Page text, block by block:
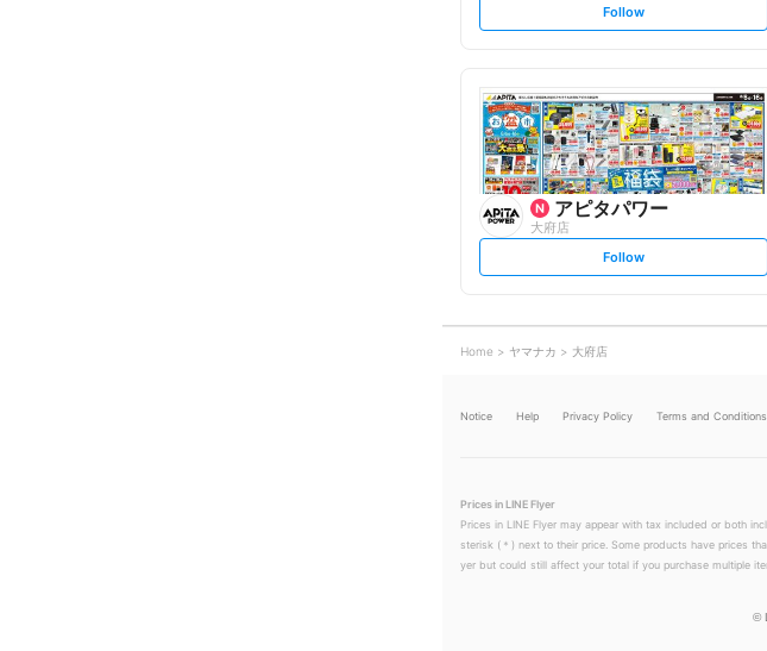
s
t
o
w
Follow
アピタパワー
大府店
s
t
o
w
Follow
Home ヤマナカ 大府店
Notice Help Privacy Policy Terms and Conditions
Prices in LINE Flyer
Prices in LINE Flyer may appear with tax included or both
sterisk (＊) next to their price. Some products have prices
yer but could still affect your total if you purchase multiple
©